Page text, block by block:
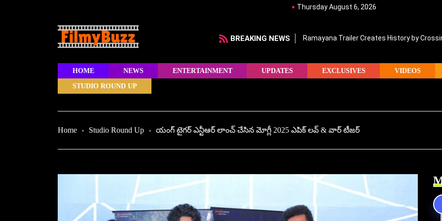
Thursday August 6, 2026
BREAKING NEWS Ramayana Trailer Creates History by
HOME NEWS ENTERTAINMENT UPDATES EXCLUSIVES VIDEOS
STUDIO ROUND UP
Home Studio Round Up యంగ్ టైగర్ ఎన్టీఆర్ లాంచ్ చేసిన మోగ్లీ 2025 ఎపిక్ లవ్ & వార్ టీజర్‌